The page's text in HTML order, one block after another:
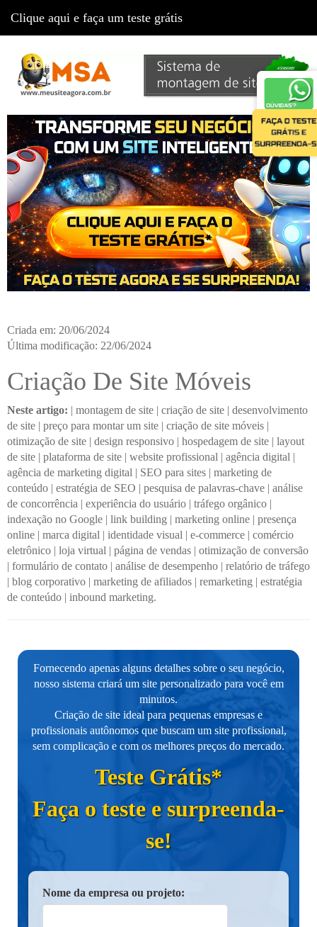
Criada em: 20/06/2024
Última modificação: 22/06/2024
Criação De Site Móveis
Neste artigo: | montagem de site | criação de site | desenvolvimento
de site | preço para montar um site | criação de site móveis |
otimização de site | design responsivo | hospedagem de site | layout
de site | plataforma de site | website profissional | agência digital |
agência de marketing digital | SEO para sites | marketing de
conteúdo | estratégia de SEO | pesquisa de palavras-chave | análise
de concorrência | experiência do usuário | tráfego orgânico |
indexação no Google | link building | marketing online | presença
online | marca digital | identidade visual | e-commerce | comércio
eletrônico | loja virtual | página de vendas | otimização de conversão
| formulário de contato | análise de desempenho | relatório de tráfego
| blog corporativo | marketing de afiliados | remarketing | estratégia
de conteúdo | inbound marketing.
Fornecendo apenas alguns detalhes sobre o seu negócio,
nosso sistema criará um site personalizado para você em
minutos.
Criação de site ideal para pequenas empresas e
profissionais autônomos que buscam um site profissional,
sem complicação e com os melhores preços do mercado.
Teste Grátis*
Faça o teste e surpreenda-
se!
Nome da empresa ou projeto:
Clique aqui e faça um teste grátis